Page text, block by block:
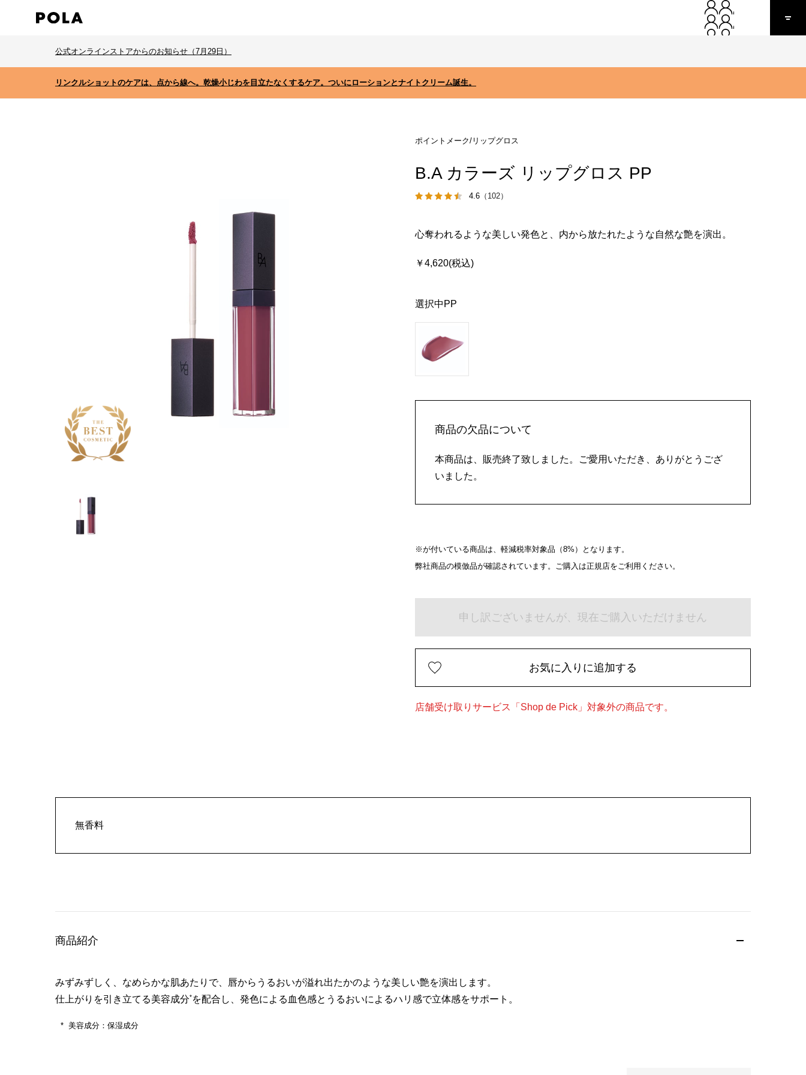
公式オンラインストアからのお知らせ（7月29日）
リンクルショットのケアは、点から線へ。乾燥小じわを目立たなくするケア。ついにローションとナイトクリーム誕生。
ポイントメーク/リップグロス
B.A カラーズ リップグロス PP
4.6 （102）
心奪われるような美しい発色と、内から放たれたような自然な艶を演出。
￥4,620(税込)
選択中 PP
商品の欠品について
本商品は、販売終了致しました。ご愛用いただき、ありがとうござ
いました。
※が付いている商品は、軽減税率対象品（8%）となります。
弊社商品の模倣品が確認されています。ご購入は正規店をご利用ください。
申し訳ございませんが、現在ご購入いただけません
お気に入りに追加する
店舗受け取りサービス「Shop de Pick」対象外の商品です。
無香料
商品紹介
みずみずしく、なめらかな肌あたりで、唇からうるおいが溢れ出たかのような美しい艶を演出します。
仕上がりを引き立てる美容成分*を配合し、発色による血色感とうるおいによるハリ感で立体感をサポート。
美容成分：保湿成分